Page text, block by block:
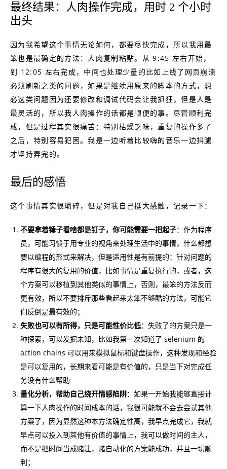
最终结果：人肉操作完成，用时 2 个小时
出头
因为我希望这个事情无论如何，都要尽快完成，所以我用最
笨也是最确定的方法：人肉复制粘贴。从 9:45 左右开始，
到 12:05 左右完成，中间也处理少量的比如上线了网页崩溃
必须刷新之类的问题，如果是继续用原来的脚本的方式，想
必这类问题因为还要修改和调试代码会让我抓狂，但是人是
最灵活的，所以我人肉操作的话都是顺便的事。尽管顺利完
成，但是过程其实很痛苦：特别枯燥乏味，重复的操作多了
之后，特别容易犯困。我是一边听着比较嗨的音乐一边抖腿
才坚持弄完的。
最后的感悟
这个事情其实很琐碎，但是对我自己挺大感触，记录一下：
不要拿着锤子看啥都是钉子，你可能需要一把起子：作为程序
员，可能习惯于用专业的视角来处理生活中的事情，什么都想
要以编程的形式来解决，但是适用性是有前提的：针对问题的
程序有很大的复用的价值，比如事情是重复执行的，或者，这
个方案可以移植到其他类似的事情上，否则，最笨的方法反而
更有效，所以不要排斥那些看起来太笨不够酷的方法，可能它
们反倒是最有效的；
失败也可以有所得，只是可能性价比低：失败了的方案只是一
种探索，可以发掘未知，比如我第一次知道了 selenium 的
action chains 可以用来模拟鼠标和键盘操作，这种发现和经验
是可以复用的，长期来看可能是有价值的，只是当下对完成任
务没有什么帮助
量化分析，帮助自己绕开情感陷阱：如果一开始我能够直接计
算一下人肉操作的时间成本的话，我很可能就不会去尝试其他
方案了，因为显然这种本方法确定性高，我早点完成它，我就
早点可以投入到其他有价值的事情上，我可以做时间的主人，
而不是把时间当成赌注，赌自动化的方案能成功，并且一切顺
利；